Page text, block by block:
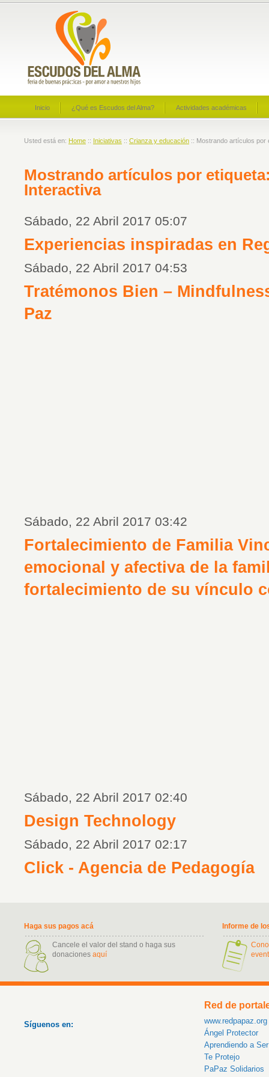
Inicio ¿Qué es Escudos del Alma? Actividades académicas
Usted está en: Home :: Iniciativas :: Crianza y educación :: Mostrando artículos por
Mostrando artículos por
Interactiva
Sábado, 22 Abril 2017 05:07
Experiencias inspiradas en
Sábado, 22 Abril 2017 04:53
Tratémonos Bien –
Paz
Sábado, 22 Abril 2017 03:42
Fortalecimiento de Familia
emocional y afectiva de la
fortalecimiento de su vínculo
Sábado, 22 Abril 2017 02:40
Design Technology
Sábado, 22 Abril 2017 02:17
Click - Agencia de Pedagogía
Haga sus pagos acá
Cancele el valor del stand o haga sus
donaciones aquí
Informe de
Síguenos en:
Red de
www.redpapaz.org
Ángel Protector
Aprendiendo a
Te Protejo
PaPaz Solidarios